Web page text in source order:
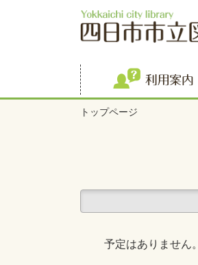
トップページ
予定はありません。